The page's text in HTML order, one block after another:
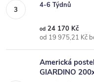
4-6 Týdnů
od 24 170 Kč
od 19 975,21 Kč
Americká
GIARDINO